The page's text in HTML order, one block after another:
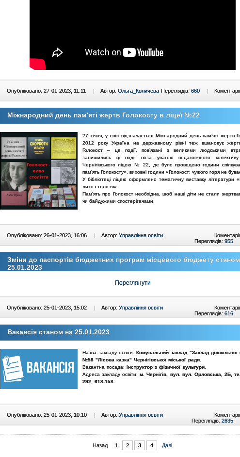
Опубліковано: 27-01-2023, 11:11 | Автор: Ольга_Количева Переглядів: 660 |
Міжнародний день пам’яті жертв Голокосту в ліцеї №22
27 січня, у світі відзначається Міжнародний день пам’яті жертв
2012 року Україна на державному рівні теж вшановує жертв
Голокост – це події, пов’язані з великими людськими
залишились ці події поза увагою педагогічного
Чернігівського ліцею № 22, де було проведено години
пам’ять Голокосту», виховні години «Голокост: чужого горя не
У бібліотеці ліцею оформлено тематичну виставку літератури
лихо століття».
Пам’ять про Голокост необхідна, щоб наші діти не стали
чи байдужими спостерігачами.
Опубліковано: 26-01-2023, 16:06 | Автор: Управління освіти
Переглядів: 955
Зміни до паспортів бюджетних програм місцевого бюджету
25.01.2023
Переглянути
Опубліковано: 25-01-2023, 15:02 | Автор: Управління освіти
Переглядів: 616
Вакансія станом на 25.01.2023
Назва закладу освіти:Комунальний заклад "Заклад дошкільної
№58 "Лісова казка" Чернігівської міської ради.
Вакантна посада:інструктор з фізичної культури.
Адреса закладу освіти: м. Чернігів, вул. вул. Орловська, 2Б,
292, 618-158
Опубліковано: 25-01-2023, 10:10 | Автор: Управління освіти
Переглядів: 2635
Назад 1 2 3 4 Далі